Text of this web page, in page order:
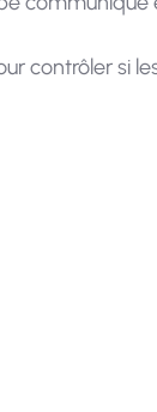
contrôler si